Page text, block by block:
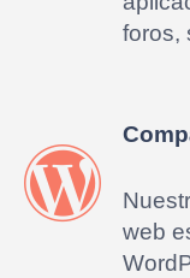
foros,
web